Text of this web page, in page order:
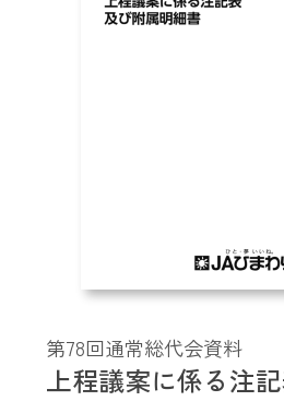
支店・ATM
JA共済 自動車事故
第78回通常総代会資料
上程議案に係る注